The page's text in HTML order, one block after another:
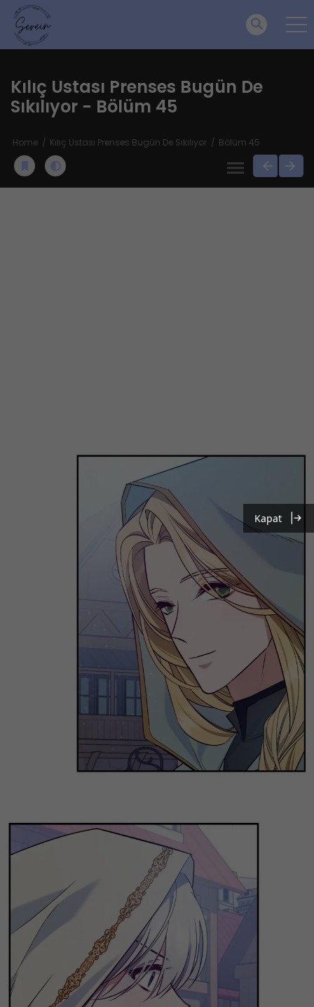
Kılıç Ustası Prenses Bugün De
Sıkılıyor - Bölüm 45
Home Kılıç Ustası Prenses Bugün De Sıkılıyor Bölüm 45
Kapat